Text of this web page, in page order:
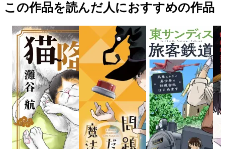
この作品を読んだ人におすすめの作品